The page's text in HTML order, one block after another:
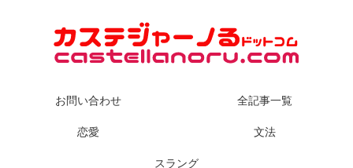
お問い合わせ 全記事一覧
恋愛 文法
スラング